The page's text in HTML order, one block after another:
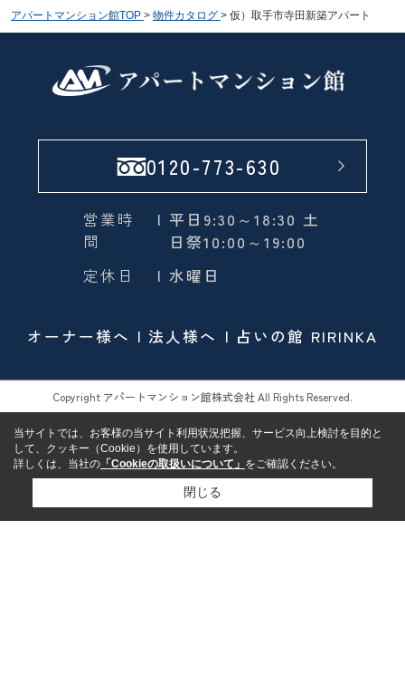
アパートマンション館TOP > 物件カタログ > 仮）取手市寺田新築アパート
0120-773-630
営業時
間
| 平日9:30～18:30 土
日祭10:00～19:00
定休日
| 水曜日
オーナー様へ 法人様へ 占いの館 RIRINKA
Copyright アパートマンション館株式会社 All Rights Reserved.
当サイトでは、お客様の当サイト利用状況把握、サービス向上検討を目的と
して、クッキー（Cookie）を使用しています。
詳しくは、当社の 「Cookieの取扱いについて」 をご確認ください。
閉じる